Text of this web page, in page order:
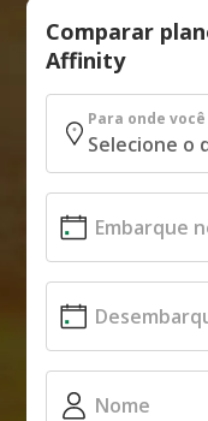
Comparar
Affinity
Para onde